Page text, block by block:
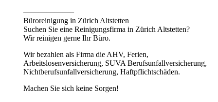
——————–
Büroreinigung in Zürich Altstetten
Suchen Sie eine Reinigungsfirma in Zürich Altstetten?
Wir reinigen gerne Ihr Büro.
Wir bezahlen als Firma die AHV, Ferien,
Arbeitslosenversicherung, SUVA Berufsunfallversicherung,
Nichtberufsunfallversicherung, Haftpflichtschäden.
Machen Sie sich keine Sorgen!